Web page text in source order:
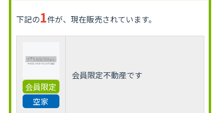
下記の1件が、現在販売されています。
会員限定
空家
会員限定不動産です